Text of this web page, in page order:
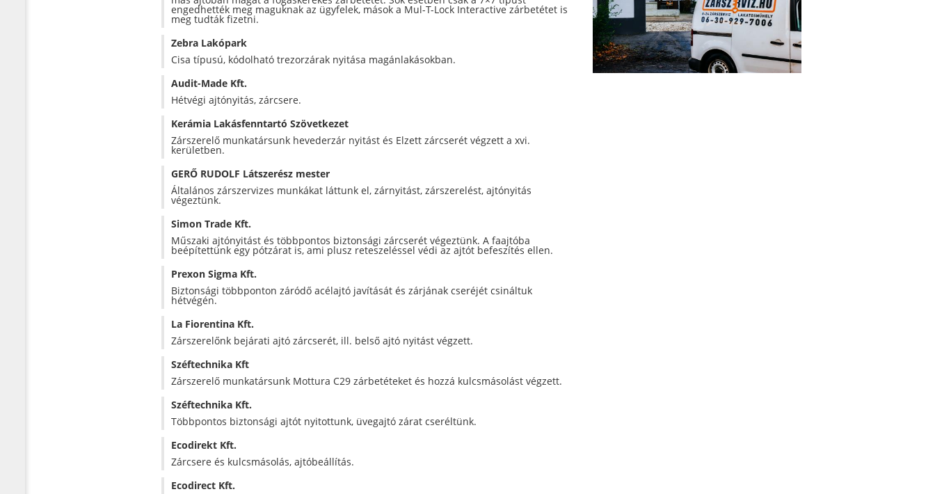
engedhették meg maguknak az ügyfelek, mások a Mul-T-Lock Interactive zárbetétet is
meg tudták fizetni.
Zebra Lakópark
Cisa típusú, kódolható trezorzárak nyitása magánlakásokban.
Audit-Made Kft.
Hétvégi ajtónyitás, zárcsere.
Kerámia Lakásfenntartó Szövetkezet
Zárszerelő munkatársunk hevederzár nyitást és Elzett zárcserét végzett a xvi.
kerületben.
GERŐ RUDOLF Látszerész mester
Általános zárszervizes munkákat láttunk el, zárnyitást, zárszerelést, ajtónyitás
végeztünk.
Simon Trade Kft.
Műszaki ajtónyitást és többpontos biztonsági zárcserét végeztünk. A faajtóba
beépítettünk egy pótzárat is, ami plusz reteszeléssel védi az ajtót befeszítés ellen.
Prexon Sigma Kft.
Biztonsági többponton záródő acélajtó javítását és zárjának cseréjét csináltuk
hétvégén.
La Fiorentina Kft.
Zárszerelőnk bejárati ajtó zárcserét, ill. belső ajtó nyitást végzett.
Széftechnika Kft
Zárszerelő munkatársunk Mottura C29 zárbetéteket és hozzá kulcsmásolást végzett.
Széftechnika Kft.
Többpontos biztonsági ajtót nyitottunk, üvegajtó zárat cseréltünk.
Ecodirekt Kft.
Zárcsere és kulcsmásolás, ajtóbeállítás.
Ecodirect Kft.